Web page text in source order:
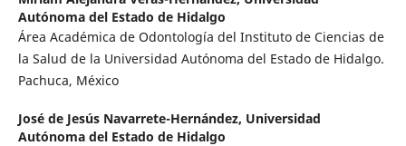
Autónoma del Estado de Hidalgo
Área Académica de Odontología del Instituto de Ciencias de
la Salud de la Universidad Autónoma del Estado de Hidalgo.
Pachuca, México
José de Jesús Navarrete-Hernández, Universidad
Autónoma del Estado de Hidalgo